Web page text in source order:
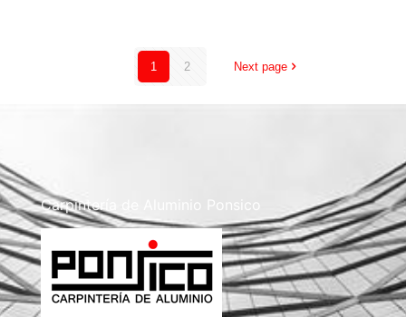
1 2 Next page
Carpintería de Aluminio Ponsico